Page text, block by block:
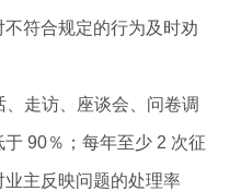
符合规定的行为及时劝
走访、座谈会、问卷调
90％；每年至少 2 次征
主反映问题的处理率